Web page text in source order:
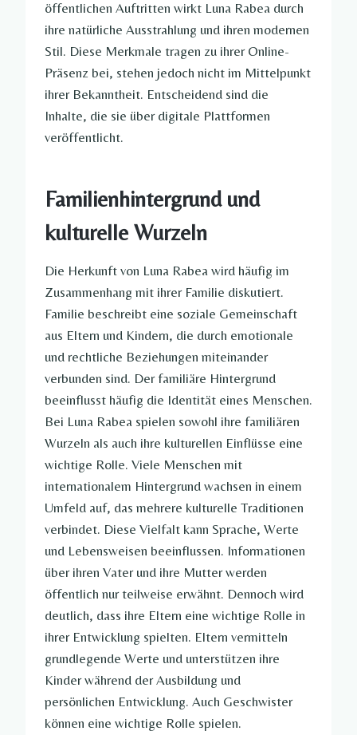
öffentlichen Auftritten wirkt Luna Rabea durch
ihre natürliche Ausstrahlung und ihren modernen
Stil. Diese Merkmale tragen zu ihrer Online-
Präsenz bei, stehen jedoch nicht im Mittelpunkt
ihrer Bekanntheit. Entscheidend sind die
Inhalte, die sie über digitale Plattformen
veröffentlicht.
Familienhintergrund und
kulturelle Wurzeln
Die Herkunft von Luna Rabea wird häufig im
Zusammenhang mit ihrer Familie diskutiert.
Familie beschreibt eine soziale Gemeinschaft
aus Eltern und Kindern, die durch emotionale
und rechtliche Beziehungen miteinander
verbunden sind. Der familiäre Hintergrund
beeinflusst häufig die Identität eines Menschen.
Bei Luna Rabea spielen sowohl ihre familiären
Wurzeln als auch ihre kulturellen Einflüsse eine
wichtige Rolle. Viele Menschen mit
internationalem Hintergrund wachsen in einem
Umfeld auf, das mehrere kulturelle Traditionen
verbindet. Diese Vielfalt kann Sprache, Werte
und Lebensweisen beeinflussen. Informationen
über ihren Vater und ihre Mutter werden
öffentlich nur teilweise erwähnt. Dennoch wird
deutlich, dass ihre Eltern eine wichtige Rolle in
ihrer Entwicklung spielten. Eltern vermitteln
grundlegende Werte und unterstützen ihre
Kinder während der Ausbildung und
persönlichen Entwicklung. Auch Geschwister
können eine wichtige Rolle spielen.